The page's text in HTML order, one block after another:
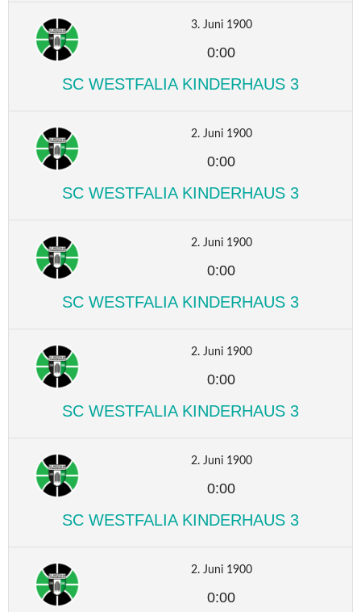
3. Juni 1900
0:00
SC WESTFALIA KINDERHAUS 3
2. Juni 1900
0:00
SC WESTFALIA KINDERHAUS 3
2. Juni 1900
0:00
SC WESTFALIA KINDERHAUS 3
2. Juni 1900
0:00
SC WESTFALIA KINDERHAUS 3
2. Juni 1900
0:00
SC WESTFALIA KINDERHAUS 3
2. Juni 1900
0:00